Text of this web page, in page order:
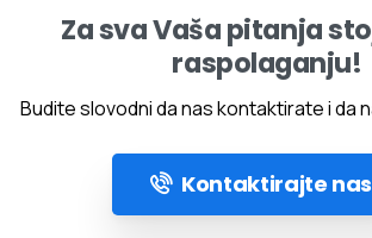
Za sva Vaša pitanja
raspolaganju!
Budite slovodni da nas kontaktirate i da
Kontaktirajte nas